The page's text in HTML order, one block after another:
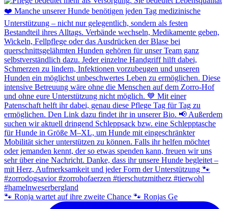
🐾 Ronja wartet auf ihre zweite Chance 🐾 Ronjas Ge